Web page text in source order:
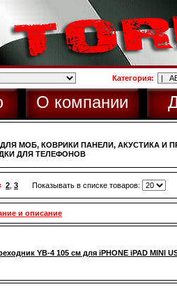
Категория:
О компании
МОБ, КОВРИКИ ПАНЕЛИ, АКУСТИКА И
ДЛЯ ТЕЛЕФОНОВ
2 3 Показывать в списке товаров:
и описание
YB-4 105 см для iPHONE iPAD MINI